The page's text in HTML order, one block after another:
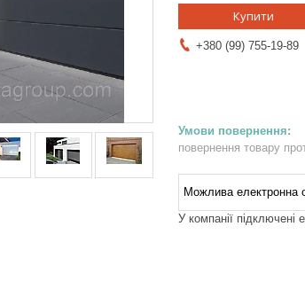
Купити
+380 (99) 755-19-89
повернення товару
У компанії